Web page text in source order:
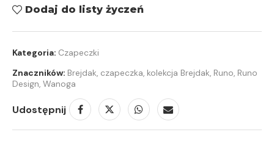
Dodaj do listy życzeń
Kategoria: Czapeczki
Znaczników: Brejdak, czapeczka, kolekcja Brejdak, Runo, Runo
Design, Wanoga
Udostępnij